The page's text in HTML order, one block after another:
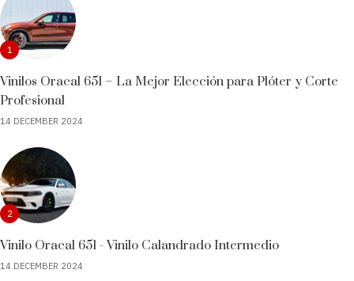
1
Vinilos Oracal 651 – La Mejor Elección para Plóter y Corte
Profesional
14 DECEMBER 2024
2
Vinilo Oracal 651 - Vinilo Calandrado Intermedio
14 DECEMBER 2024